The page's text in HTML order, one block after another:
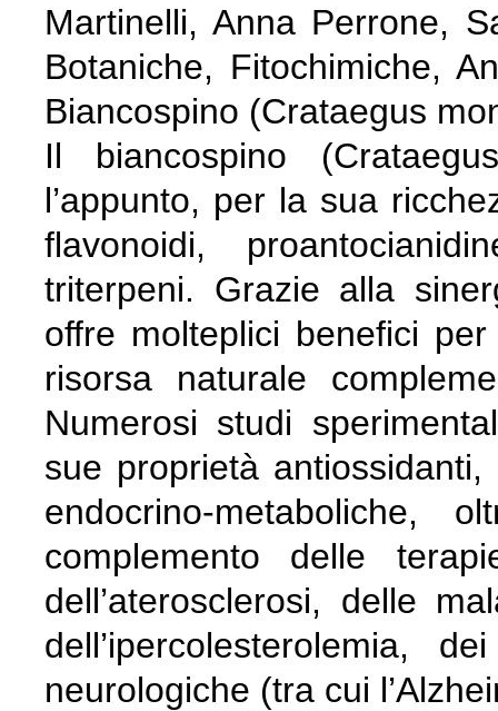
Martinelli, Anna Perrone,
Botaniche, Fitochimiche,
Biancospino (Crataegus
Il biancospino
l’appunto, per la sua
flavonoidi,
triterpeni. Grazie alla
offre molteplici benefici
risorsa naturale
Numerosi studi
sue proprietà
complemento delle
dell’aterosclerosi, delle
dell’ipercolesterolemia,
neurologiche (tra cui